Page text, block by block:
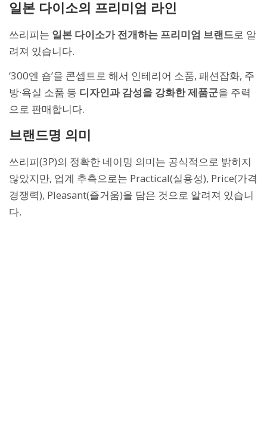
일본 다이소의 프리미엄 라인
쓰리피는 일본 다이소가 전개하는 프리미엄 브랜드로 알
려져 있습니다.
‘300엔 숍’을 콘셉트로 해서 인테리어 소품, 패션잡화, 주
방·욕실 소품 등 디자인과 감성을 강화한 제품군을 주력
으로 판매합니다.
브랜드명 의미
쓰리피(3P)의 정확한 네이밍 의미는 공식적으로 밝히지
않았지만, 업계 추측으로는 Practical(실용성), Price(가격
경쟁력), Pleasant(즐거움)을 담은 것으로 알려져 있습니
다.